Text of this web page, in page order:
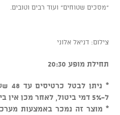
"מסכים שטוחים" ועוד רבים וטובים.
צילום: דניאל אלוני
תחילת מופע 20:30
*
ל-5% דמי ביטול, לאחר מכן אין ביטולים